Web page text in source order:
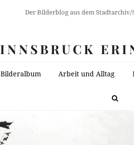
Der Bilderblog aus dem
INNSBRUCK
Bilderalbum Arbeit und Alltag